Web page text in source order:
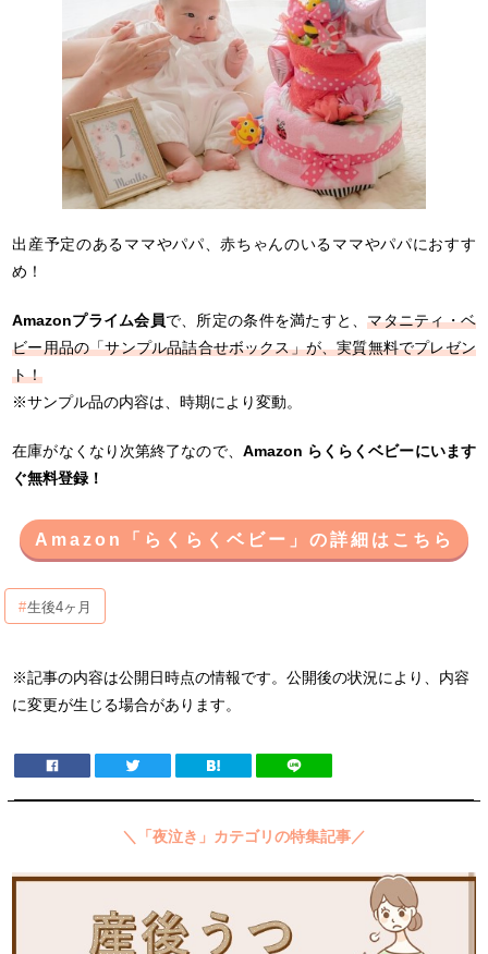
出産予定のあるママやパパ、赤ちゃんのいるママやパパにおすす
め！
Amazonプライム会員で、所定の条件を満たすと、マタニティ・ベ
ビー用品の「サンプル品詰合せボックス」が、実質無料でプレゼン
ト！
※サンプル品の内容は、時期により変動。
在庫がなくなり次第終了なので、 Amazon らくらくベビーにいます
ぐ無料登録！
Amazon「らくらくベビー」の詳細はこちら
生後4ヶ月
※記事の内容は公開日時点の情報です。公開後の状況により、内容
に変更が生じる場合があります。
＼「夜泣き」カテゴリの特集記事／